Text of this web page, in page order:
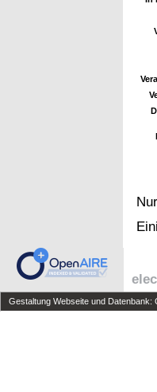
Gestaltung Webseite und